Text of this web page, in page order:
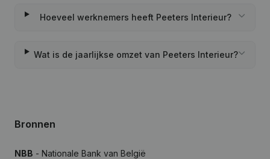
Hoeveel werknemers heeft Peeters Interieur?
Wat is de jaarlijkse omzet van Peeters Interieur?
Bronnen
NBB - Nationale Bank van België